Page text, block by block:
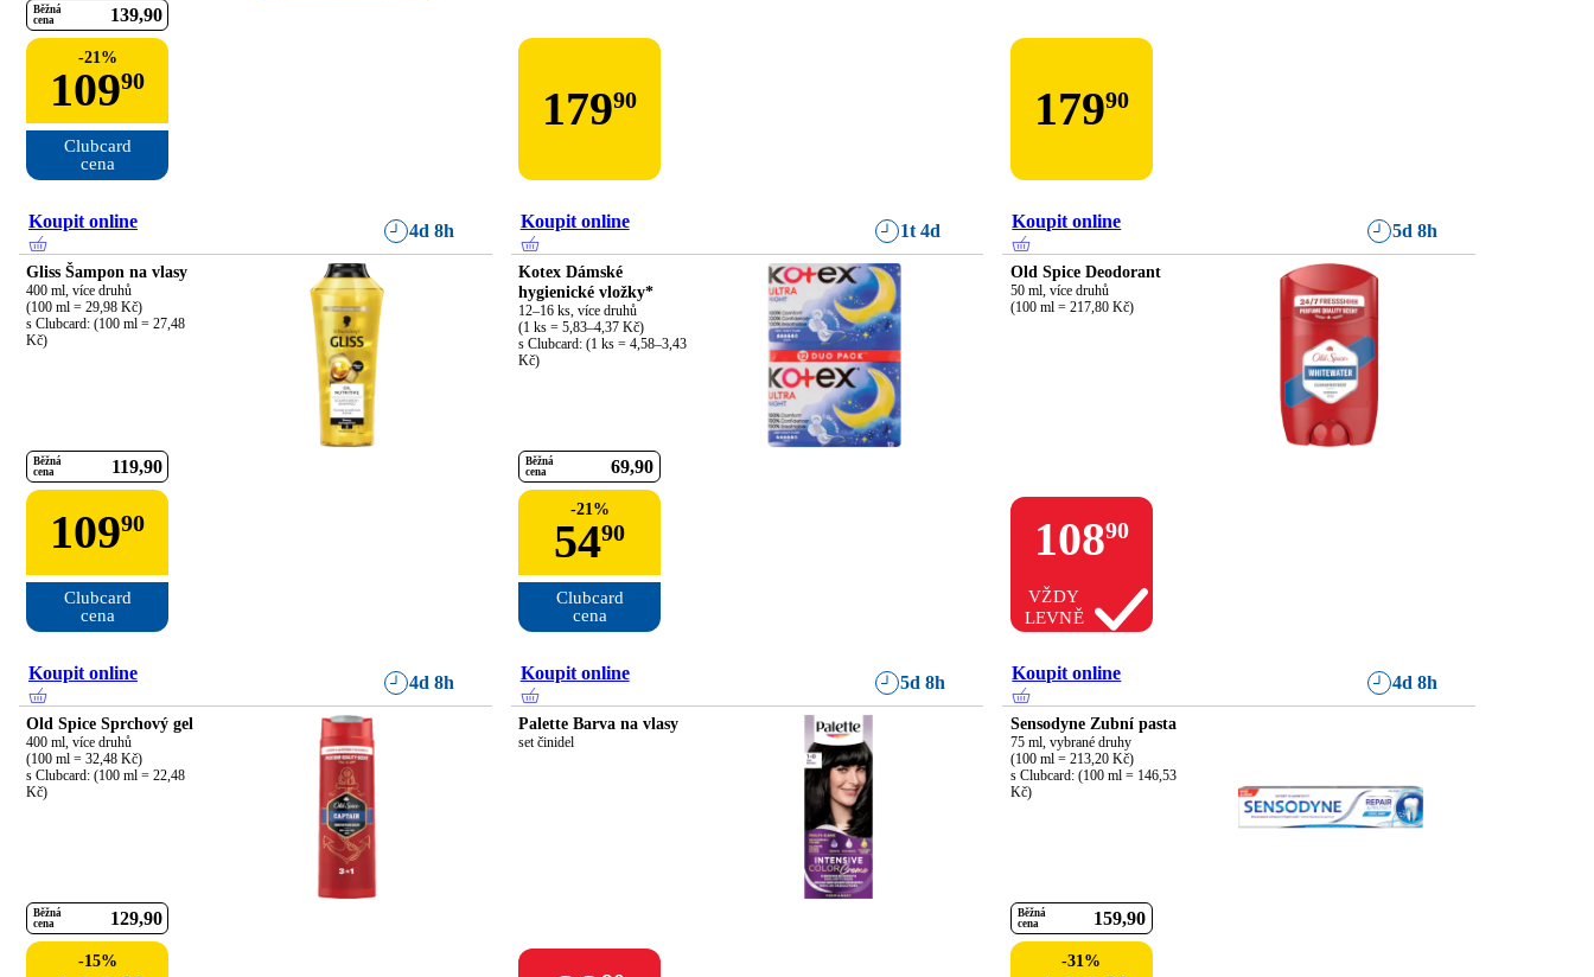
Běžná
cena
139 90
-21%
10990
Clubcard
cena
17990 17990
Koupit online 4d 8h
Gliss Šampon na vlasy
400 ml, více druhů
(100 ml = 29,98 Kč)
s Clubcard: (100 ml = 27,48
Kč)
Běžná
cena
119 90
10990
Clubcard
cena
Koupit online 1t 4d
Kotex Dámské
hygienické vložky*
12–16 ks, více druhů
(1 ks = 5,83–4,37 Kč)
s Clubcard: (1 ks = 4,58–3,43
Kč)
Běžná
cena
69 90
-21%
5490
Clubcard
cena
Koupit online 5d 8h
Old Spice Deodorant
50 ml, více druhů
(100 ml = 217,80 Kč)
10890
VŽDY
LEVNĚ
Koupit online 4d 8h
Old Spice Sprchový gel
400 ml, více druhů
(100 ml = 32,48 Kč)
s Clubcard: (100 ml = 22,48
Kč)
Běžná
cena
129 90
-15%
Koupit online 5d 8h
Palette Barva na vlasy
set činidel
Koupit online 4d 8h
Sensodyne Zubní pasta
75 ml, vybrané druhy
(100 ml = 213,20 Kč)
s Clubcard: (100 ml = 146,53
Kč)
Běžná
cena
159 90
-31%